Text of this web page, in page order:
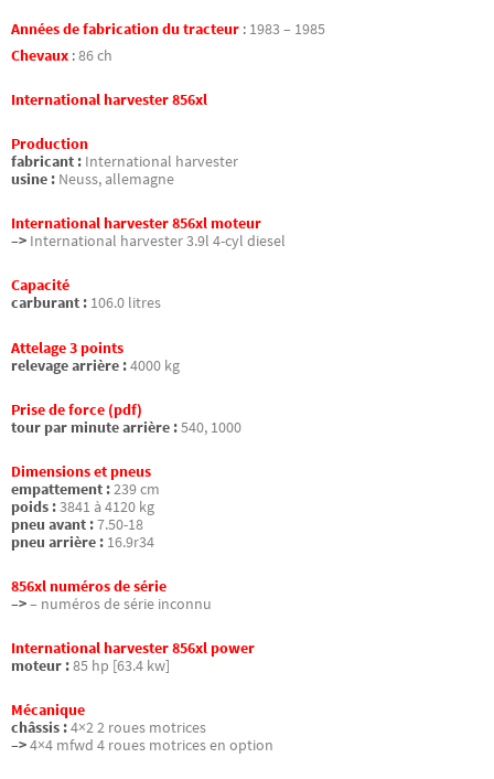
Années de fabrication du tracteur : 1983 – 1985
Chevaux :86 ch
International harvester 856xl
Production
fabricant : International harvester
usine : Neuss, allemagne
International harvester 856xl moteur
–> International harvester 3.9l 4-cyl diesel
Capacité
carburant : 106.0 litres
Attelage 3 points
relevage arrière :4000 kg
Prise de force (pdf)
tour par minute arrière :540, 1000
Dimensions et pneus
empattement :239 cm
poids :3841 à 4120 kg
pneu avant :7.50-18
pneu arrière : 16.9r34
856xl numéros de série
–>– numéros de série inconnu
International harvester 856xl power
moteur :85 hp [63.4 kw]
Mécanique
châssis :4×2 2 roues motrices
–>4×4 mfwd 4 roues motrices en option